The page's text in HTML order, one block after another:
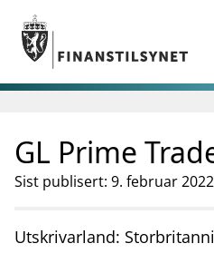
Gå til hovedinnhold
Gå til søkesiden
nettstedet
English
Tilsyn
Finanstilsynets registre
GL Prime
Sist publisert: 9. februar 2022
Utskrivarland: